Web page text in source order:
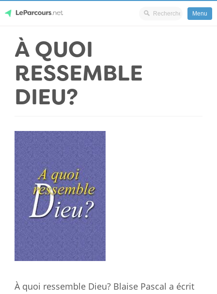
content
LeParcours.net
Menu
À QUOI
RESSEMBLE
DIEU?
À quoi ressemble Dieu? Blaise Pascal a écrit